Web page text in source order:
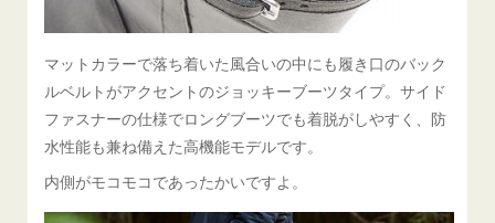
マットカラーで落ち着いた風合いの中にも履き口のバック
ルベルトがアクセントのジョッキーブーツタイプ。サイド
ファスナーの仕様でロングブーツでも着脱がしやすく、防
水性能も兼ね備えた高機能モデルです。
内側がモコモコであったかいですよ。